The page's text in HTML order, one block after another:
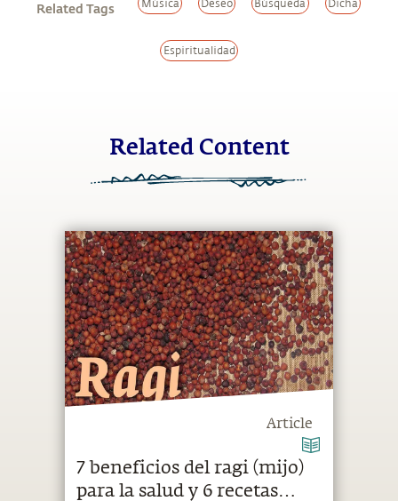
Related Tags Música Deseo Búsqueda Dicha
Espiritualidad
Related Content
Article
7 beneficios del ragi (mijo)
para la salud y 6 recetas